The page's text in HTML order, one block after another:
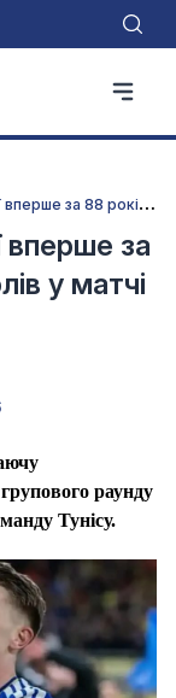
Ч
С-2026. Збірна Швеції вперше за 88 років забила п’ять голів у матчі чемпіонату світу
вперше за
у матчі
раунду
Тунісу.